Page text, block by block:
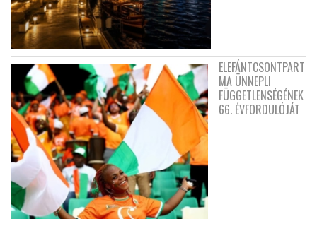
ELEFÁNTCSONTPART
MA ÜNNEPLI
FÜGGETLENSÉGÉNEK
66. ÉVFORDULÓJÁT